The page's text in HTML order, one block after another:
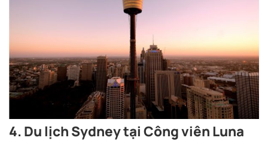
4. Du lịch Sydney tại Công viên Luna